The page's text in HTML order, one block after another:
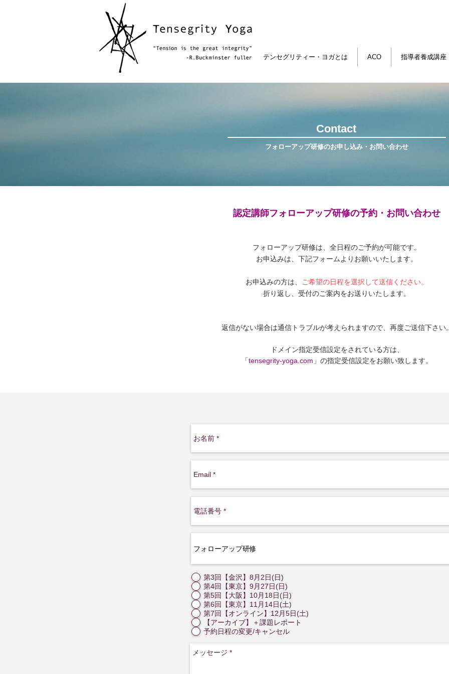
テンセグリティー・ヨガとは ACO 指導者養成講座
Contact
フォローアップ研修のお申し込み・お問い合わせ
認定講師フォローアップ研修の予約・お問い合わせ
フォローアップ研修は、全日程のご予約が可能です。
お申込みは、下記フォームよりお願いいたします。
お申込みの方は、
ご希望の日程を選択して送信ください。
折り返し、受付のご案内をお送りいたします。
返信がない場合は通信トラブルが考えられますので、再度ご送信下さい
ドメイン指定受信設定をされている方は、
「tensegrity-yoga.com 」の指定受信設定をお願い致します。
第3回【金沢】8月2日(日)
第4回【東京】9月27日(日)
第5回【大阪】10月18日(日)
第6回【東京】11月14日(土)
第7回【オンライン】12月5日(土)
【アーカイブ】＋課題レポート
予約日程の変更/キャンセル